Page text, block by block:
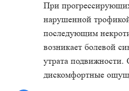
При
нарушенной
последующим
возникает болевой
утрата подвижности.
дискомфортные